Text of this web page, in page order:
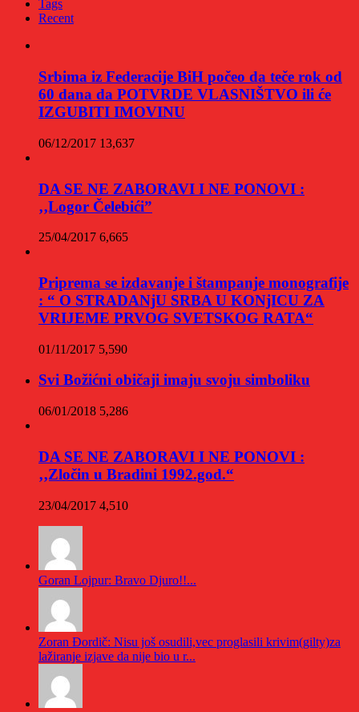
Tags
Recent
Srbima iz Federacije BiH počeo da teče rok od
60 dana da POTVRDE VLASNIŠTVO ili će
IZGUBITI IMOVINU
06/12/2017 13,637
DA SE NE ZABORAVI I NE PONOVI :
‚‚Logor Čelebići”
25/04/2017 6,665
Priprema se izdavanje i štampanje monografije
: “ O STRADANjU SRBA U KONjICU ZA
VRIJEME PRVOG SVETSKOG RATA“
01/11/2017 5,590
Svi Božićni običaji imaju svoju simboliku
06/01/2018 5,286
DA SE NE ZABORAVI I NE PONOVI :
‚‚Zločin u Bradini 1992.god.“
23/04/2017 4,510
Goran Lojpur: Bravo Djuro!!...
Zoran Đordič: Nisu još osudili,vec proglasili krivim(gilty)za
lažiranje izjave da nije bio u r...